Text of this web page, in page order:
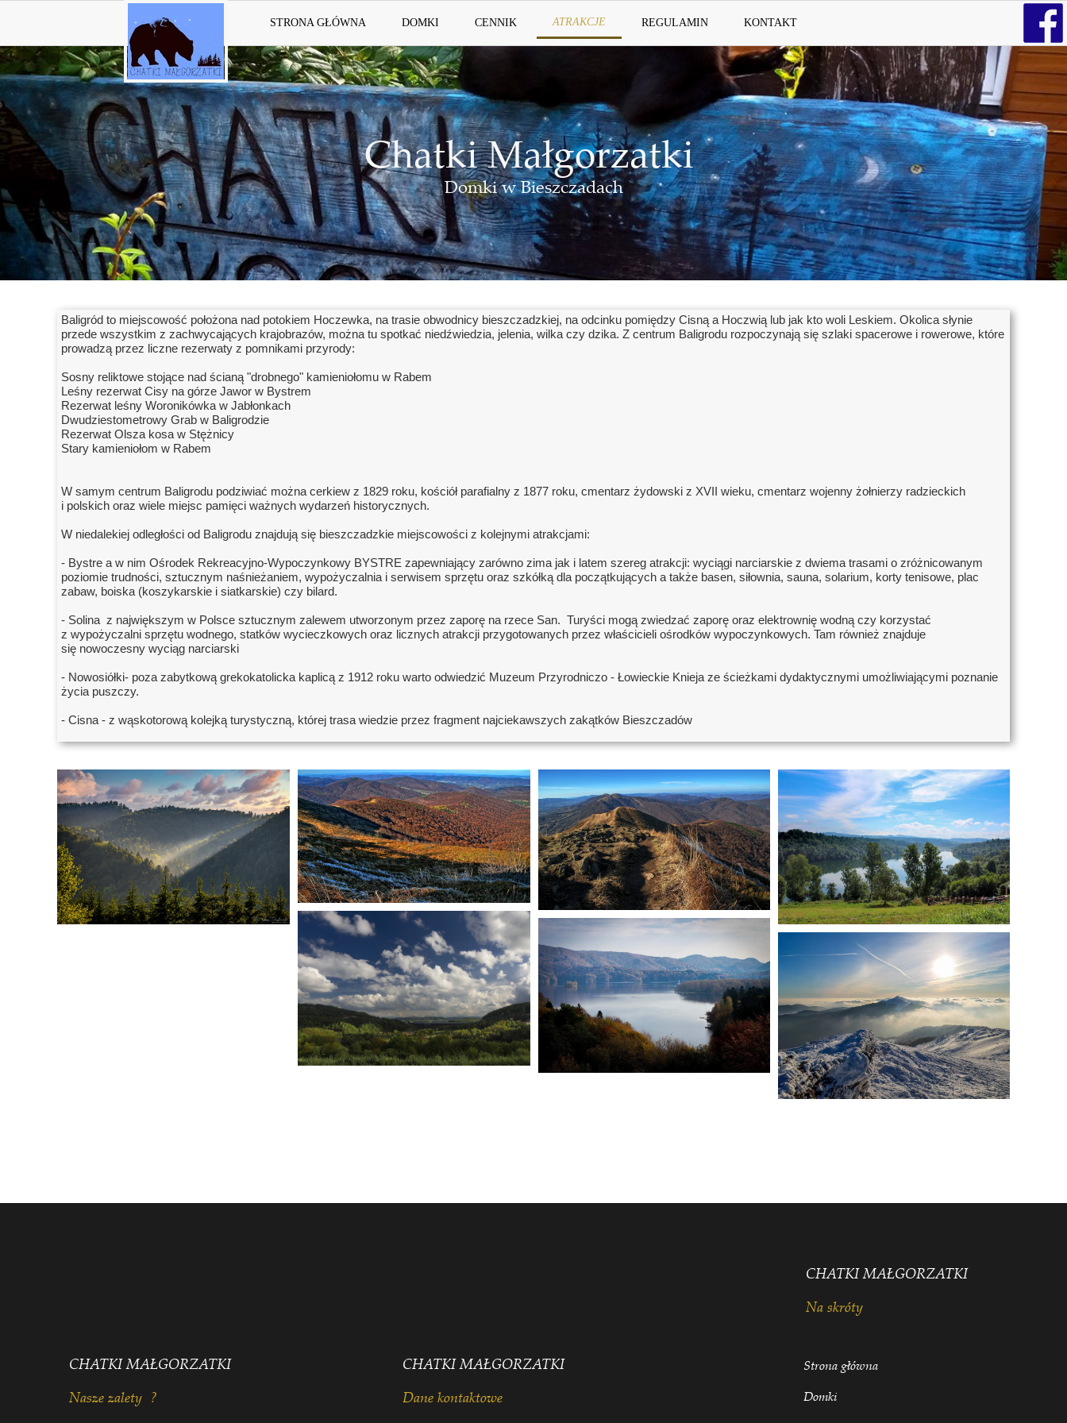
STRONA GŁÓWNA DOMKI CENNIK ATRAKCJE REGULAMIN KONTAKT
Chatki Małgorzatki
Domki w Bieszczadach
Baligród to miejscowość położona nad potokiem Hoczewka, na trasie obwodnicy bieszczadzkiej, na odcinku pomiędzy Cisną a Hoczwią lub jak kto woli Leskiem. Okolica słynie
przede wszystkim z zachwycających krajobrazów, można tu spotkać niedźwiedzia, jelenia, wilka czy dzika. Z centrum Baligrodu rozpoczynają się szlaki spacerowe i rowerowe, które
prowadzą przez liczne rezerwaty z pomnikami przyrody:
Sosny reliktowe stojące nad ścianą "drobnego" kamieniołomu w Rabem
Leśny rezerwat Cisy na górze Jawor w Bystrem
Rezerwat leśny Woronikówka w Jabłonkach
Dwudziestometrowy Grab w Baligrodzie
Rezerwat Olsza kosa w Stężnicy
Stary kamieniołom w Rabem
W samym centrum Baligrodu podziwiać można cerkiew z 1829 roku, kościół parafialny z 1877 roku, cmentarz żydowski z XVII wieku, cmentarz wojenny żołnierzy radzieckich
i polskich oraz wiele miejsc pamięci ważnych wydarzeń historycznych.
W niedalekiej odległości od Baligrodu znajdują się bieszczadzkie miejscowości z kolejnymi atrakcjami:
- Bystre a w nim Ośrodek Rekreacyjno-Wypoczynkowy BYSTRE zapewniający zarówno zima jak i latem szereg atrakcji: wyciągi narciarskie z dwiema trasami o zróżnicowanym
poziomie trudności, sztucznym naśnieżaniem, wypożyczalnia i serwisem sprzętu oraz szkółką dla początkujących a także basen, siłownia, sauna, solarium, korty tenisowe, plac
zabaw, boiska (koszykarskie i siatkarskie) czy bilard.
- Solina z największym w Polsce sztucznym zalewem utworzonym przez zaporę na rzece San. Turyści mogą zwiedzać zaporę oraz elektrownię wodną czy korzystać
z wypożyczalni sprzętu wodnego, statków wycieczkowych oraz licznych atrakcji przygotowanych przez właścicieli ośrodków wypoczynkowych. Tam również znajduje
się nowoczesny wyciąg narciarski
- Nowosiółki- poza zabytkową grekokatolicka kaplicą z 1912 roku warto odwiedzić Muzeum Przyrodniczo - Łowieckie Knieja ze ścieżkami dydaktycznymi umożliwiającymi poznanie
życia puszczy.
- Cisna - z wąskotorową kolejką turystyczną, której trasa wiedzie przez fragment najciekawszych zakątków Bieszczadów
Strona główna
Domki
CHATKI MAŁGORZATKI
Na skróty
CHATKI MAŁGORZATKI
Dane kontaktowe
CHATKI MAŁGORZATKI
Nasze zalety ?